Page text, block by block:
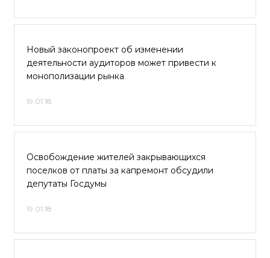
Новый законопроект об изменении
деятельности аудиторов может привести к
монополизации рынка
19.01.18
Освобождение жителей закрывающихся
поселков от платы за капремонт обсудили
депутаты Госдумы
19.01.18